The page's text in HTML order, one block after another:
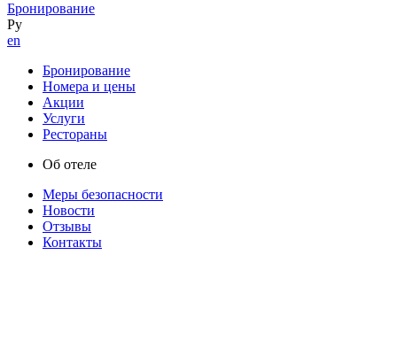
Бронирование
Ру
en
Бронирование
Номера и цены
Акции
Услуги
Рестораны
Об отеле
Меры безопасности
Новости
Отзывы
Контакты